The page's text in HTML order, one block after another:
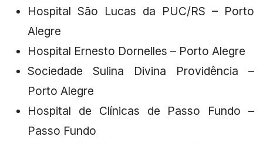
Hospital São Lucas da PUC/RS – Porto
Alegre
Hospital Ernesto Dornelles – Porto Alegre
Sociedade Sulina Divina Providência –
Porto Alegre
Hospital de Clínicas de Passo Fundo –
Passo Fundo